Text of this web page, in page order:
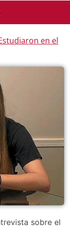
en el
sobre el